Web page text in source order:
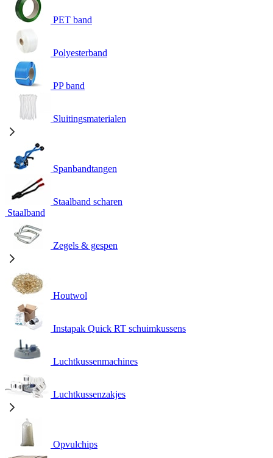
PET band
Polyesterband
PP band
Sluitingsmaterialen
Spanbandtangen
Staalband scharen
Staalband
Zegels & gespen
Houtwol
Instapak Quick RT schuimkussens
Luchtkussenmachines
Luchtkussenzakjes
Opvulchips